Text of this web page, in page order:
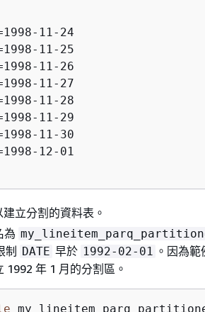
11-24
11-25
11-26
11-27
11-28
11-29
11-30
12-01
立分割的資料表。
為
制 DATE 早於 1992-02-01 。因為
1992 年 1 月的分割區。